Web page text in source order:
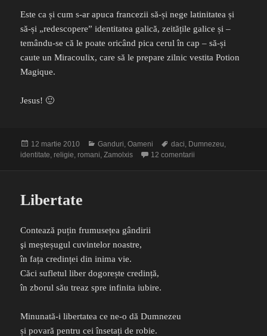
Este ca și cum s-ar apuca francezii să-și nege latinitatea și
să-și „redescopere” identitatea galică, zeitățile galice și –
temându-se că le poate oricând pica cerul în cap – să-și
caute un Miracoulix, care să le prepare zilnic vestita Potion
Magique.
Jesus! 🙂
Publicat
pe
12 martie 2010 Categorii
Ganduri ,Oameni Etichete
daci Dumnezeu
identitate religie romani Zamolxis 12 comentarii
Libertate
Contează puțin frumusețea gândirii
şi meșteșugul cuvintelor noastre,
în fața credinței din inima vie.
Căci sufletul liber dogorește credință,
în zborul său treaz spre infinita iubire.
Minunată-i libertatea ce ne-o dă Dumnezeu
și povară pentru cei însetați de robie.